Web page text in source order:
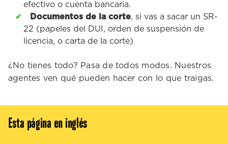
efectivo o cuenta bancaria.
Documentos de la corte, si vas a sacar un SR-
22 (papeles del DUI, orden de suspensión de
licencia, o carta de la corte)
¿No tienes todo? Pasa de todos modos. Nuestros
agentes ven qué pueden hacer con lo que traigas.
Esta página en inglés